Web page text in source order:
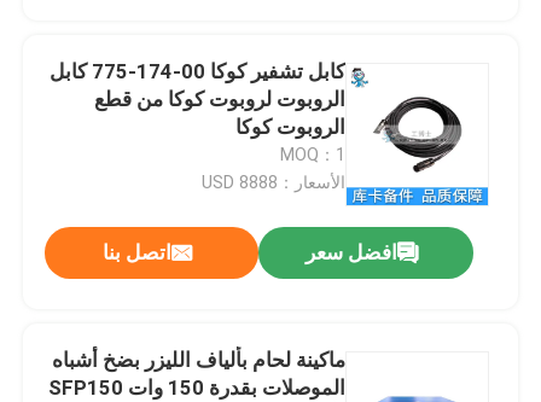
كابل تشفير كوكا 00-174-775 كابل
الروبوت لروبوت كوكا من قطع
الروبوت كوكا
MOQ：1
الأسعار：8888 USD
افضل سعر اتصل بنا
ماكينة لحام بألياف الليزر بضخ أشباه
الموصلات بقدرة 150 وات SFP150